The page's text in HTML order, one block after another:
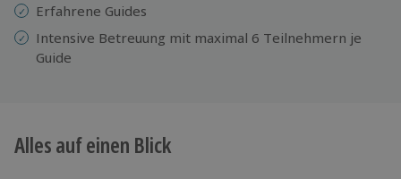
Erfahrene Guides
Intensive Betreuung mit maximal 6 Teilnehmern je
Guide
Alles auf einen Blick